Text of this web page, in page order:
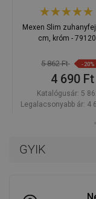
GYIK
Mexen Slim
cm, króm -
5 862 Ft -20%
4 690 Ft
Katalógusár: 5
Legalacsonyabb ár: 4